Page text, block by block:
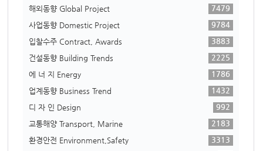
해외동향 Global Project
7479
사업동향 Domestic Project
9784
입찰수주 Contract, Awards
3883
건설동향 Building Trends
2225
에 너 지 Energy
1786
업계동향 Business Trend
1432
디 자 인 Design
992
교통해양 Transport, Marine
2183
환경안전 Environment,Safety
3313